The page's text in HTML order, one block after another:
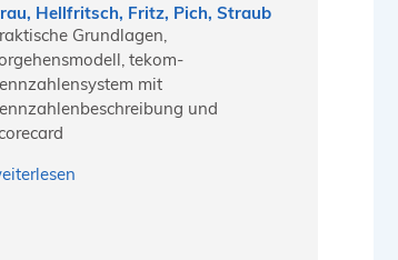
Hellfritsch, Fritz, Pich, Straub
Grundlagen,
tekom-
mit
und